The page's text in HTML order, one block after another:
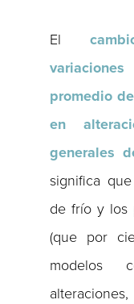
El
promedio
en
generales
significa
de frío y los
(que por
modelos